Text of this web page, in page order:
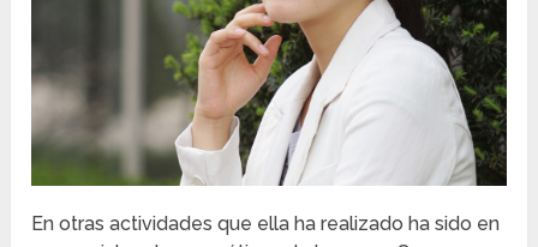
En otras actividades que ella ha realizado ha sido en